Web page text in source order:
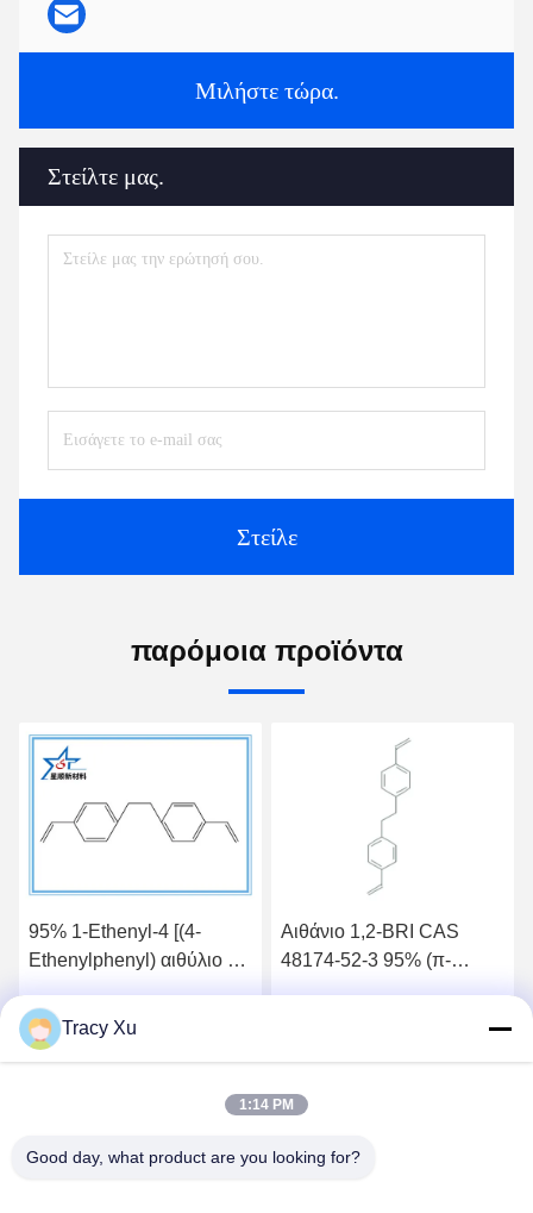
Μιλήστε τώρα.
Στείλτε μας.
Στείλε
παρόμοια προϊόντα
95% 1-Ethenyl-4 [(4-
Ethenylphenyl) αιθύλιο 2]
βενζολίου BVPE
Βρείτε την καλύτερη τιμή
Αιθάνιο 1,2-BRI CAS
48174-52-3 95% (π-
Tracy Xu
1:14 PM
Good day, what product are you looking for?